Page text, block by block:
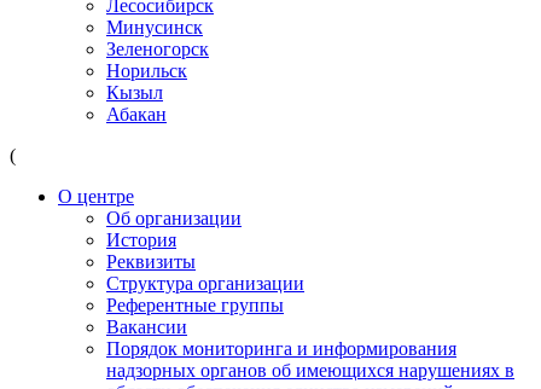
Лесосибирск
Минусинск
Зеленогорск
Норильск
Кызыл
Абакан
(
О центре
Об организации
История
Реквизиты
Структура организации
Референтные группы
Вакансии
Порядок мониторинга и информирования
надзорных органов об имеющихся нарушениях в